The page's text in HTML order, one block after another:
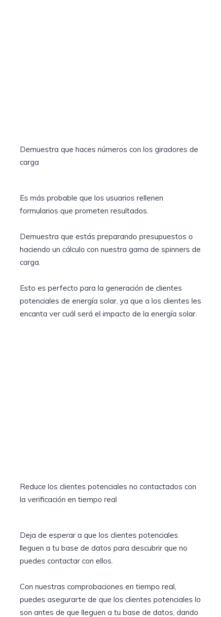
Demuestra que haces números con los giradores de
carga
Es más probable que los usuarios rellenen
formularios que prometen resultados.
Demuestra que estás preparando presupuestos o
haciendo un cálculo con nuestra gama de spinners de
carga.
Esto es perfecto para la generación de clientes
potenciales de energía solar, ya que a los clientes les
encanta ver cuál será el impacto de la energía solar.
Reduce los clientes potenciales no contactados con
la verificación en tiempo real
Deja de esperar a que los clientes potenciales
lleguen a tu base de datos para descubrir que no
puedes contactar con ellos.
Con nuestras comprobaciones en tiempo real,
puedes asegurarte de que los clientes potenciales lo
son antes de que lleguen a tu base de datos, dando